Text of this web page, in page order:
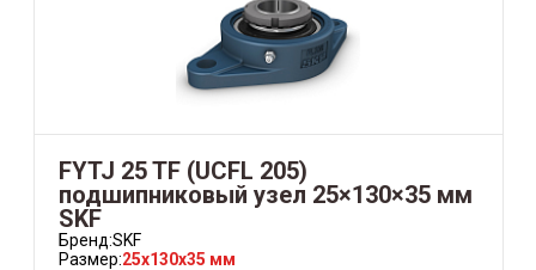
FYTJ 25 TF (UCFL 205)
подшипниковый узел 25×130×35 мм
SKF
Бренд:SKF
Размер:25x130x35 мм